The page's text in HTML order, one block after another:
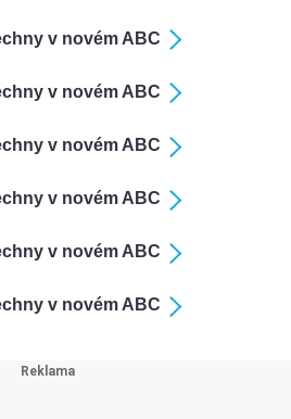
v novém ABC
v novém ABC
v novém ABC
v novém ABC
v novém ABC
v novém ABC